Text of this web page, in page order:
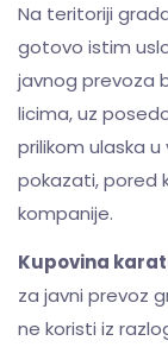
Na teritoriji
gotovo istim
javnog prevoza
licima, uz
prilikom ulaska
pokazati, pored
kompanije.
Kupovina
za javni prevoz
ne koristi iz